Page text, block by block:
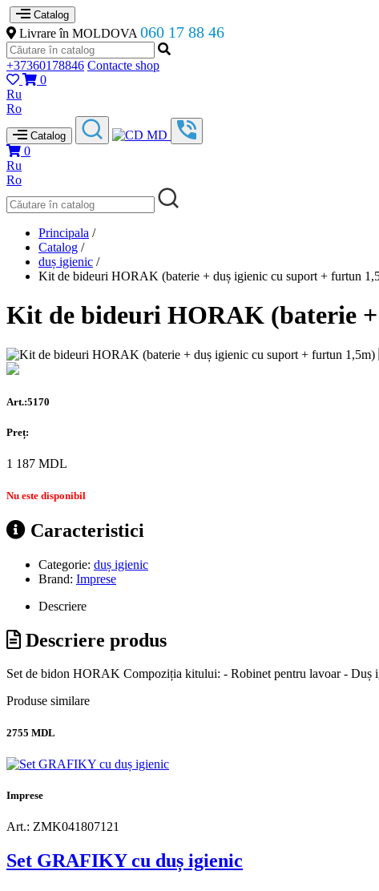
Catalog
Livrare în MOLDOVA 060 17 88 46
+37360178846 Contacte shop
0
Ru
Ro
Catalog
0
Ru
Ro
Principala /
Catalog /
duș igienic /
Kit de bideuri HORAK (baterie + duș igienic cu suport + furtun
Kit de bideuri HORAK (baterie
Art.:5170
Preț:
1 187 MDL
Nu este disponibil
Caracteristici
Categorie: duș igienic
Brand: Imprese
Descriere
Descriere produs
Set de bidon HORAK Compoziția kitului: - Robinet pentru lavoar -
Produse similare
2755 MDL
Imprese
Art.: ZMK041807121
Set GRAFIKY cu duș igienic